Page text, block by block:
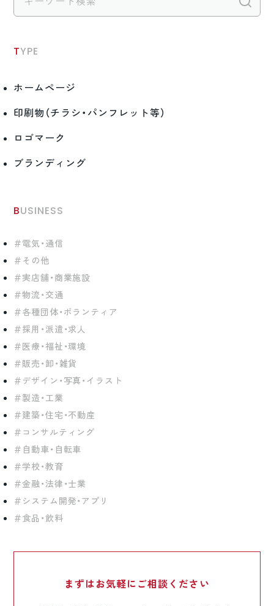
TYPE
ホームページ
印刷物（チラシ・パンフレット等）
ロゴマーク
ブランディング
BUSINESS
電気・通信
その他
実店舗・商業施設
物流・交通
各種団体・ボランティア
採用・派遣・求人
医療・福祉・環境
販売・卸・雑貨
デザイン・写真・イラスト
製造・工業
建築・住宅・不動産
コンサルティング
自動車・自転車
学校・教育
金融・法律・士業
システム開発・アプリ
食品・飲料
まずはお気軽に ご相談ください